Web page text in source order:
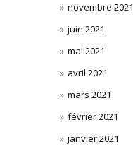
novembre 2021
juin 2021
mai 2021
avril 2021
mars 2021
février 2021
janvier 2021